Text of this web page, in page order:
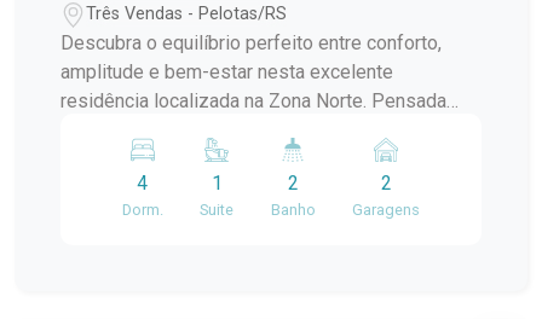
Três Vendas - Pelotas/RS
Descubra o equilíbrio perfeito entre conforto,
amplitude e bem-estar nesta excelente
residência localizada na Zona Norte. Pensada
ambientes espaçosos, funcionais e acolhedores.
São 4 dormitórios, sendo 1 suíte, além de
banheiro social e lavabos que proporcionam mais
4
Dorm.
1
Suite
2
Banho
2
Garagens